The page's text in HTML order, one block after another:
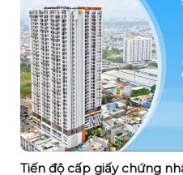
Tiến độ cấp giấy chứng